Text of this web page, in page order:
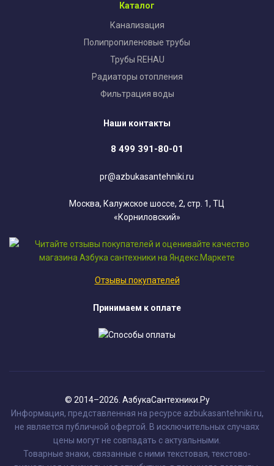
Каталог
Канализация
Полипропиленовые трубы
Трубы REHAU
Радиаторы отопления
Фильтрация воды
Наши контакты
8 499 391-80-01
pr@azbukasantehniki.ru
Москва, Калужское шоссе, 2, стр. 1, ТЦ
«Корниловский»
Отзывы покупателей
Принимаем к оплате
© 2014–2026. АзбукаСантехники.Ру
Информация, представленная на ресурсе azbukasantehniki.ru,
не является публичной офертой. В исключительных случаях
цены могут не совпадать с актуальными.
Товарные знаки, связанные с ними текстовая, текстово-